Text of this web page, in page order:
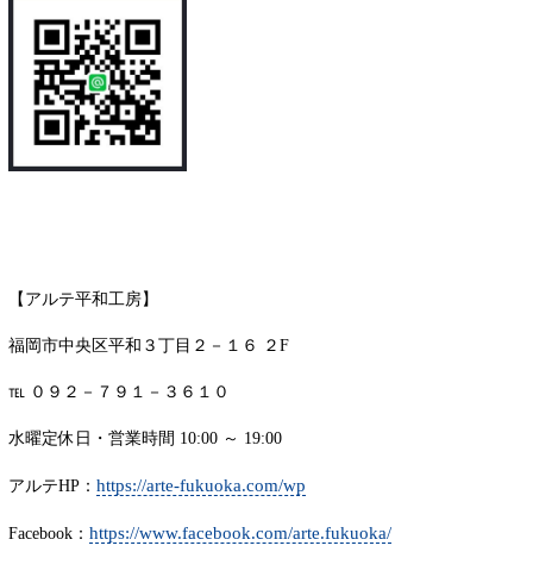
【アルテ平和工房】
福岡市中央区平和３丁目２－１６ ２F
℡ ０９２－７９１－３６１０
水曜定休日・営業時間 10:00 ～ 19:00
アルテHP： https://arte-fukuoka.com/wp
Facebook： https://www.facebook.com/arte.fukuoka/